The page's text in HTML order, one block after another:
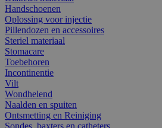
Handschoenen
Oplossing voor injectie
Pillendozen en accessoires
Steriel materiaal
Stomacare
Toebehoren
Incontinentie
Vilt
Wondhelend
Naalden en spuiten
Ontsmetting en Reiniging
Sondes, baxters en catheters